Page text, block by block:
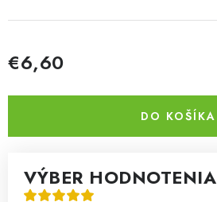
€6,60
DO KOŠÍKA
VÝBER HODNOTENIA